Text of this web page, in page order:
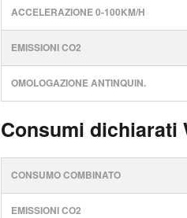
ACCELERAZIONE 0-100KM/H
EMISSIONI CO2
OMOLOGAZIONE ANTINQUIN.
Consumi dichiarati
CONSUMO COMBINATO
EMISSIONI CO2